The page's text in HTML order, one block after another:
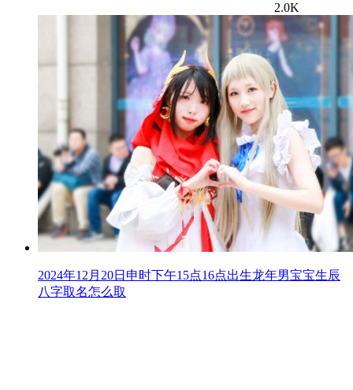
2.0K
2024年12月20日申时下午15点16点出生龙年男宝宝生辰
八字取名怎么取